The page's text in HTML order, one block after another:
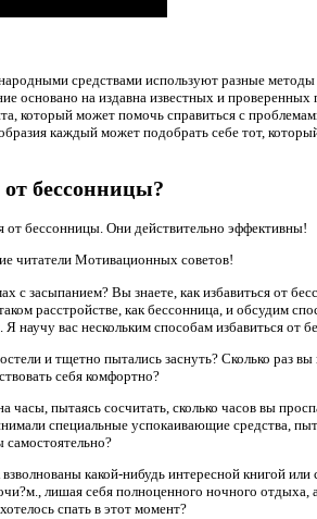
средствами используют разные
основано на издавна известных и проверенных
который может помочь справиться с
каждый может подобрать себе тот,
бессонницы?
от бессонницы. Они действительно эффективны!
читатели Мотивационных советов!
с засыпанием? Вы знаете, как избавиться от
расстройстве, как бессонница, и обсудим
научу вас нескольким способам избавиться от
и тщетно пытались заснуть? Сколько раз
себя комфортно?
часы, пытаясь сосчитать, сколько часов вы
специальные успокаивающие средства,
самостоятельно?
какой-нибудь интересной книгой или
лишая себя полноценного ночного отдыха,
спать в этот момент?